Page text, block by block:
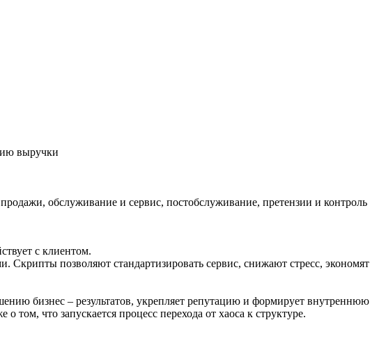
выручки
обслуживание и сервис, постобслуживание, претензии и контроль
с клиентом.
позволяют стандартизировать сервис, снижают стресс, экономят
бизнес – результатов, укрепляет репутацию и формирует внутреннюю
что запускается процесс перехода от хаоса к структуре.